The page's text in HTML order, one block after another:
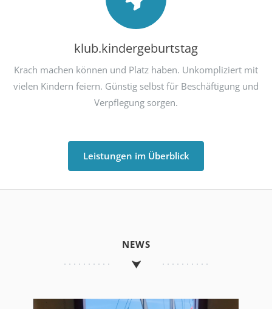
klub.kindergeburtstag
Krach machen können und Platz haben. Unkompliziert mit
vielen Kindern feiern. Günstig selbst für Beschäftigung und
Verpflegung sorgen.
Leistungen im Überblick
NEWS